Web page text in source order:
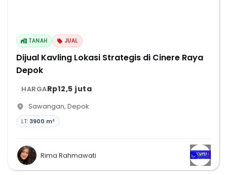
TANAH JUAL
Dijual Kavling Lokasi Strategis di Cinere Raya
Depok
HARGARp12,5 juta
Sawangan, Depok
LT: 3900 m²
Rima Rahmawati